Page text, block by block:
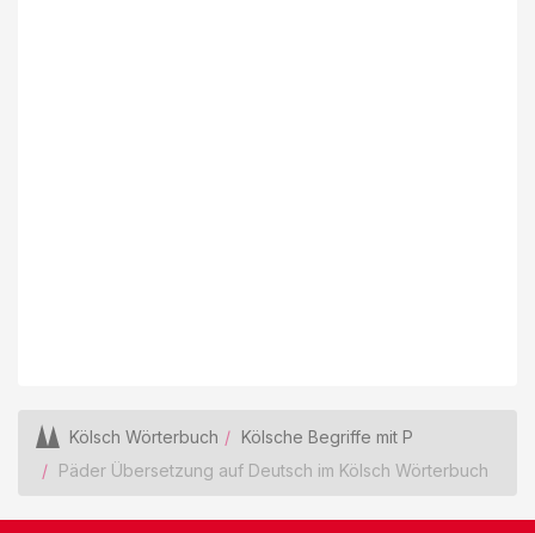
Kölsch Wörterbuch
Kölsche Begriffe mit P
Päder Übersetzung auf Deutsch im Kölsch Wörterbuch